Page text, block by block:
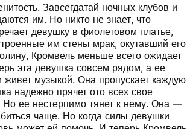
Завсегдатай ночных клубов и
им. Но никто не знает, что
девушку в фиолетовом платье,
им стены мрак, окутавший его
Кромвель меньше всего ожидает
эта девушка совсем рядом, а ее
музыкой. Она пропускает каждую
надежно прячет ото всех свое
ее нестерпимо тянет к нему. Она —
чаще. Но когда силы девушки